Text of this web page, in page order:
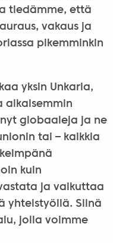
tiedämme, että
vakaus ja
pikemminkin
yksin Unkaria,
aikaisemmin
globaaleja ja ne
tai – kaikkia
kuin
ja vaikuttaa
yhteistyöllä. Siinä
jolla voimme